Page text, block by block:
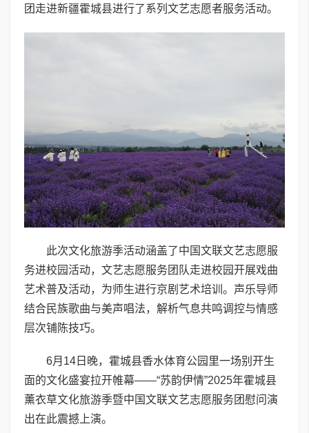
团走进新疆霍城县进行了系列文艺志愿者服务活动。
此次文化旅游季活动涵盖了中国文联文艺志愿服
务进校园活动，文艺志愿服务团队走进校园开展戏曲
艺术普及活动，为师生进行京剧艺术培训。声乐导师
结合民族歌曲与美声唱法，解析气息共鸣调控与情感
层次铺陈技巧。
6月14日晚，霍城县香水体育公园里一场别开生
面的文化盛宴拉开帷幕——“苏韵伊情”2025年霍城县
薰衣草文化旅游季暨中国文联文艺志愿服务团慰问演
出在此震撼上演。